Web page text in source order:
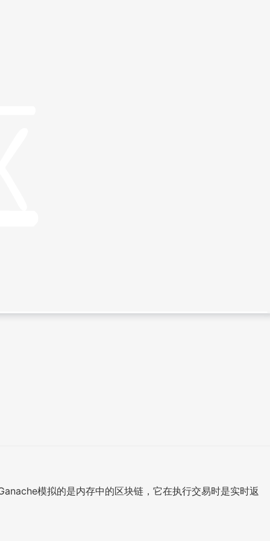
模拟的是内存中的区块链，它在执行交易时是实时返